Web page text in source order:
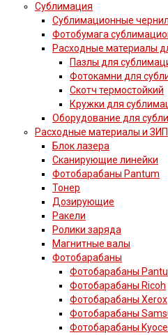
Сублимация
Сублимационные
Фотобумага
Расходные материалы
Пазлы для
Фотокамни для
Скотч термостойкий
Кружки для
Оборудование для
Расходные материалы и ЗИП
Блок лазера
Сканирующие линейки
Фотобарабаны Pantum
Тонер
Дозирующие
Ракели
Ролики заряда
Магнитные валы
Фотобарабаны
Фотобарабаны
Фотобарабаны Ricoh
Фотобарабаны Xerox
Фотобарабаны
Фотобарабаны